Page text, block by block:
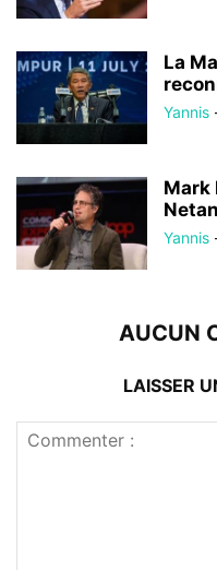
La
Yannis
Mark
Yannis
AUCUN
LAISSER